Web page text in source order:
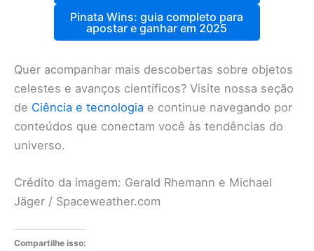
Pinata Wins: guia completo para
apostar e ganhar em 2025
Quer acompanhar mais descobertas sobre objetos
celestes e avanços científicos? Visite nossa seção
de Ciência e tecnologia e continue navegando por
conteúdos que conectam você às tendências do
universo.
Crédito da imagem: Gerald Rhemann e Michael
Jäger / Spaceweather.com
Compartilhe isso: